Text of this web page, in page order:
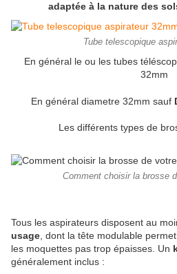
adaptée à la nature des
Tube telescopique
En général le ou les tubes
32mm
En général diametre 32mm sauf
Les différents types de
Comment choisir la brosse
Tous les aspirateurs disposent au
usage , dont la tête modulable
les moquettes pas trop épaisses. Un
généralement inclus :